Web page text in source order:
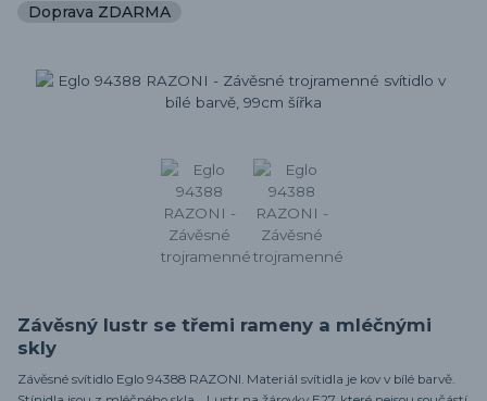
Doprava ZDARMA
Závěsný lustr se třemi rameny a mléčnými
skly
Závěsné svítidlo Eglo 94388 RAZONI. Materiál svítidla je kov v bílé barvě.